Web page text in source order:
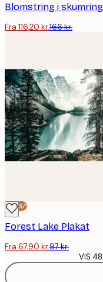
Fra 116,20 kr.166 kr.
-30%*
Forest Lake Plakat
Fra 67,90 kr.97 kr.
VIS 48